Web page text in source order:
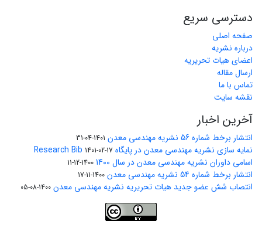
دسترسی سریع
صفحه اصلی
درباره نشریه
اعضای هیات تحریریه
ارسال مقاله
تماس با ما
نقشه سایت
آخرین اخبار
انتشار برخط شماره 56 نشریه مهندسی معدن 1401-04-31
نمایه سازی نشریه مهندسی معدن در پایگاه Research Bib 1401-02-17
اسامی داوران نشریه مهندسی معدن در سال 1400 1400-12-11
انتشار برخط شماره 54 نشریه مهندسی معدن 1400-11-17
انتصاب شش عضو جدید هیات تحریریه نشریه مهندسی معدن 1400-08-05